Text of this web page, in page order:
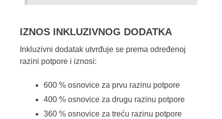
IZNOS INKLUZIVNOG DODATKA
Inkluzivni dodatak utvrđuje se prema određenoj
razini potpore i iznosi:
600 % osnovice za prvu razinu potpore
400 % osnovice za drugu razinu potpore
360 % osnovice za treću razinu potpore